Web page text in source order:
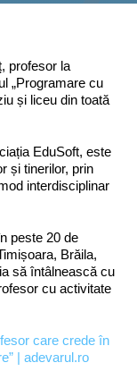
profesor la
„Programare cu
și liceu din toată
EduSoft, este
și tinerilor, prin
interdisciplinar
peste 20 de
Brăila,
să întâlnească cu
cu activitate
care crede în
| adevarul.ro